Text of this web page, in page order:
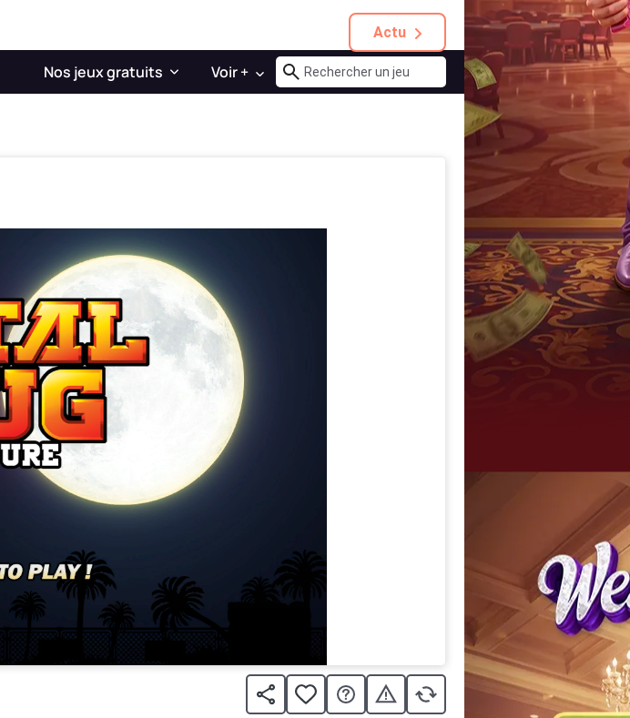
Actu
Nos jeux gratuits Voir +